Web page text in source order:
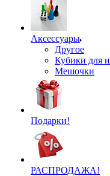
Аксессуары
Другое
Кубики для
Мешочки
Подарки!
РАСПРОДАЖА!